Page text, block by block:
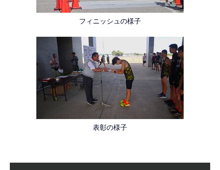
フィニッシュの様子
表彰の様子